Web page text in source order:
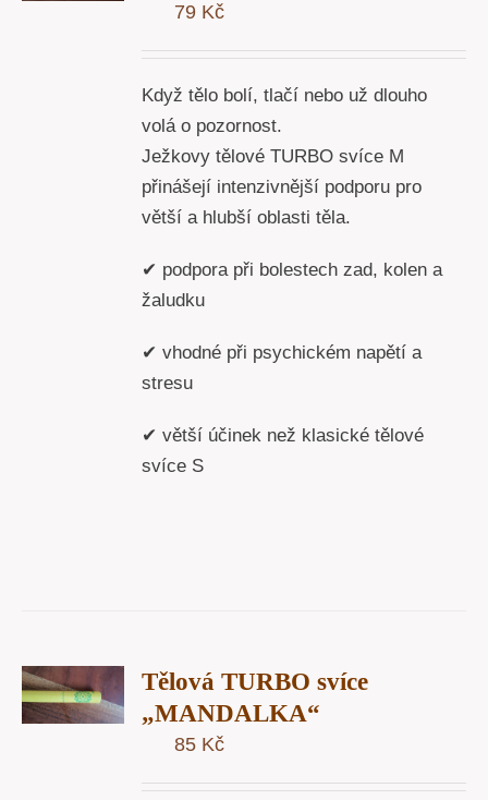
79 Kč
Když tělo bolí, tlačí nebo už dlouho
volá o pozornost.
Ježkovy tělové TURBO svíce M
přinášejí intenzivnější podporu pro
větší a hlubší oblasti těla.
✔ podpora při bolestech zad, kolen a
žaludku
✔ vhodné při psychickém napětí a
stresu
✔ větší účinek než klasické tělové
svíce S
Tělová TURBO svíce
„MANDALKA“
85 Kč